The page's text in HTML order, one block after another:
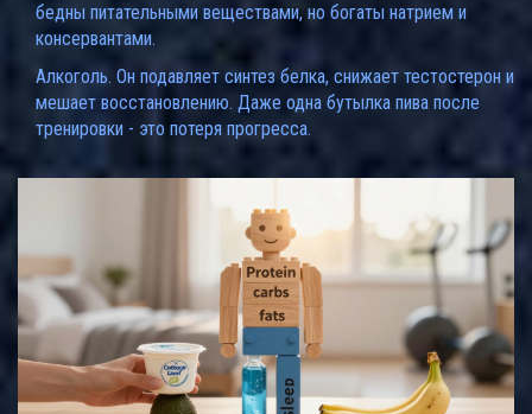
бедны питательными веществами, но богаты натрием и
консервантами.
Алкоголь. Он подавляет синтез белка, снижает тестостерон и
мешает восстановлению. Даже одна бутылка пива после
тренировки - это потеря прогресса.